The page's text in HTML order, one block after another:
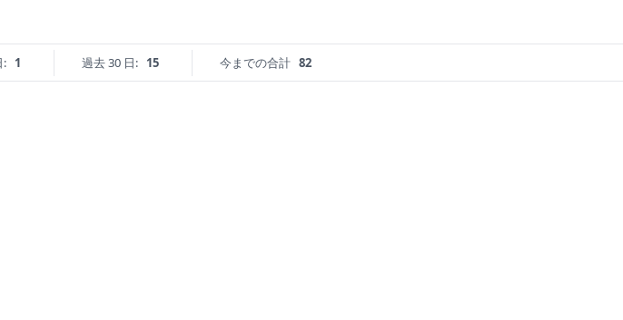
: 1 過去 30 日: 15 今までの合計 82